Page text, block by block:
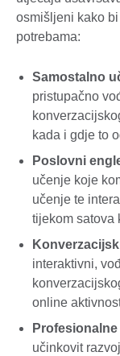
osmišljeni kako
potrebama:
Samostalno
pristupačno
kada i gdje to
Poslovni
učenje koje
učenje te
tijekom satova
interaktivni,
online
učinkovit